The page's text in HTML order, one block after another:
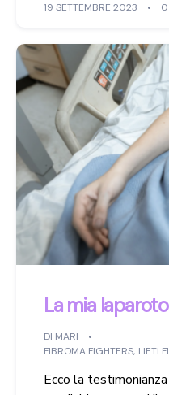
19 SETTEMBRE 2023 0
La mia
DI MARI
FIBROMA FIGHTERS, LIETI
Ecco la